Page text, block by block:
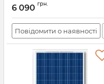
6 090 грн.
Повідомити о наявності